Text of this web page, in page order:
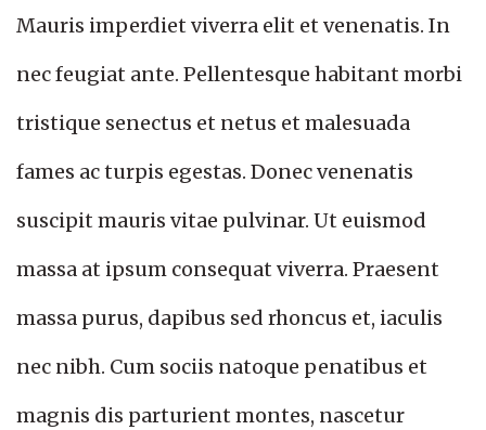
Mauris imperdiet viverra elit et venenatis. In
nec feugiat ante. Pellentesque habitant morbi
tristique senectus et netus et malesuada
fames ac turpis egestas. Donec venenatis
suscipit mauris vitae pulvinar. Ut euismod
massa at ipsum consequat viverra. Praesent
massa purus, dapibus sed rhoncus et, iaculis
nec nibh. Cum sociis natoque penatibus et
magnis dis parturient montes, nascetur